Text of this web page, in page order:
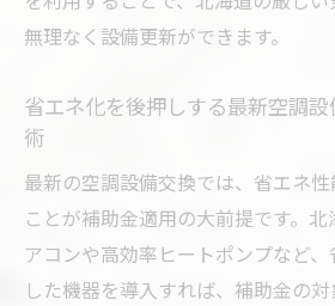
無理なく設備更新ができます。
省エネ化を後押しする最新空調
術
最新の空調設備交換では、省エネ
ことが補助金適用の大前提です。
アコンや高効率ヒートポンプなど
した機器を導入すれば、補助金の